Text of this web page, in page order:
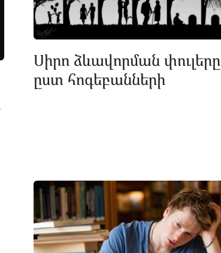
Սիրո ձևավորման փուլերը
ըստ հոգեբանների